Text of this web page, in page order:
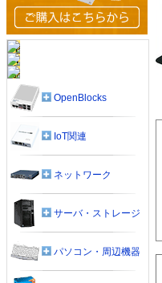
OpenBlocks
IoT関連
ネットワーク
サーバ・ストレージ
パソコン・周辺機器